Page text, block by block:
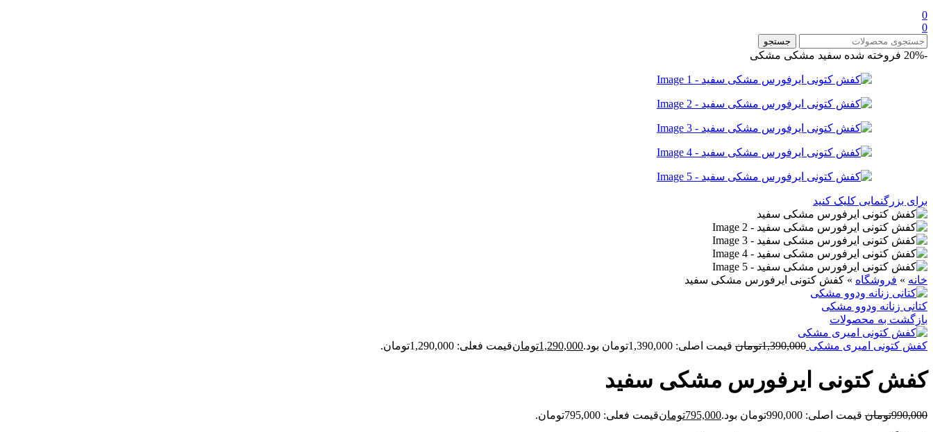
0
0
جستجو
-20% فروخته شده سفید مشکی مشکی
برای بزرگنمایی کلیک کنید
خانه » فروشگاه » کفش کتونی ایرفورس مشکی سفید
کتانی زنانه ودوو مشکی
بازگشت به محصولات
کفش کتونی امیری مشکی 1,390,000تومان قیمت اصلی: 1,390,000تومان بود. 1,290,000تومانقیمت فعلی: 1,290,000تومان.
کفش کتونی ایرفورس مشکی سفید
990,000تومان قیمت اصلی: 990,000تومان بود. 795,000تومانقیمت فعلی: 795,000تومان.